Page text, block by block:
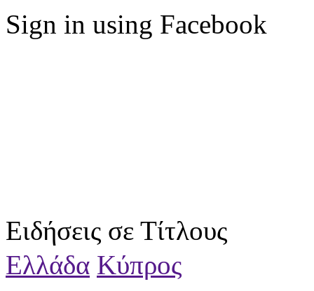
Sign in using Facebook
Ειδήσεις σε Τίτλους
Ελλάδα Κύπρος